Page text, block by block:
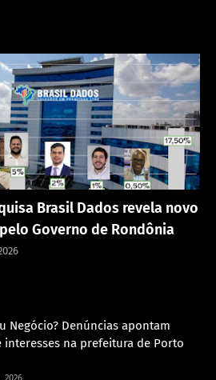
Brasil Dados revela novo
Governo de Rondônia
Negócio? Denúncias apontam
interesses na prefeitura de Porto
2026